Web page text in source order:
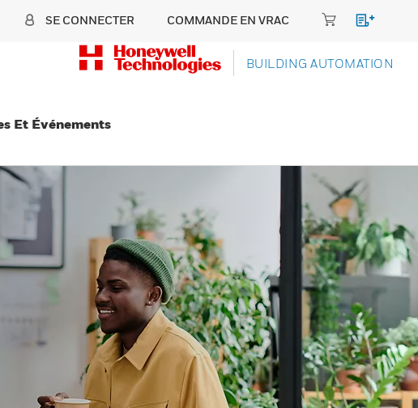
SE CONNECTER COMMANDE EN VRAC
BUILDING AUTOMATION
Et Événements